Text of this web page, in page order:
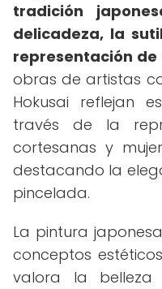
tradición
delicadeza, la
representación
obras de artistas
Hokusai reflejan
través de la
cortesanas y
destacando la
pincelada.
La pintura
conceptos
valora la